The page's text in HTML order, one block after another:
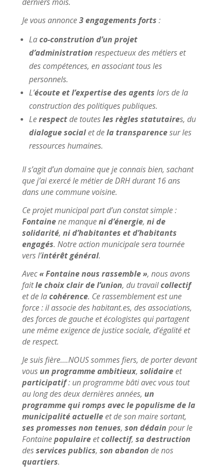
Je vous annonce3 engagements forts :
Laco-constrution d’un projet
d’administration respectueux des métiers et
des compétences, en associant tous les
personnels.
L’écoute et l’expertise des agents lors de la
construction des politiques publiques.
Lerespectde toutesles règles statutaires, du
dialogue socialet dela transparencesur les
ressources humaines.
Il s’agit d’un domaine que je connais bien, sachant
que j’ai exercé le métier de DRH durant 16 ans
dans une commune voisine.
Ce projet municipal part d’un constat simple :
Fontainene manqueni d’énergie, ni de
solidarité, ni d’habitantes et d’habitants
engagés. Notre action municipale sera tournée
vers l’intérêt général.
Avec« Fontaine nous rassemble », nous avons
faitle choix clair de l’union, du travailcollectif
et de lacohérence. Ce rassemblement est une
force : il associe des habitant.es, des associations,
des forces de gauche et écologistes qui partagent
une même exigence de justice sociale, d’égalité et
de respect.
Je suis fière….NOUS sommes fiers, de porter devant
vous un programme ambitieux, solidaireet
participatif: un programme bâti avec vous tout
au long des deux dernières années, un
programme qui romps avec le populisme de la
municipalité actuelleet de son maire sortant,
ses promesses non tenues, son dédain pour le
Fontainepopulaireetcollectif, sa destruction
desservices publics, son abandon de nos
quartiers.